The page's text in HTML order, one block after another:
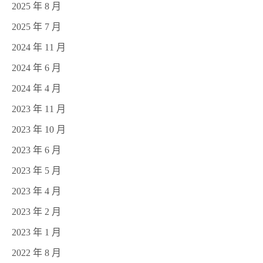
2025 年 8 月
2025 年 7 月
2024 年 11 月
2024 年 6 月
2024 年 4 月
2023 年 11 月
2023 年 10 月
2023 年 6 月
2023 年 5 月
2023 年 4 月
2023 年 2 月
2023 年 1 月
2022 年 8 月